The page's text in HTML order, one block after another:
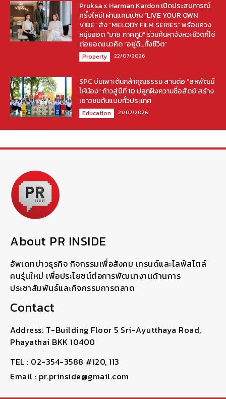
Pruksa x Harman Kardon เปิดประสบการณ์
ครั้งใหม่! ผ่านแคมเปญ “LIVE YOUR OWN
VIBE” ส่ง “MELODY FILM SERIES” พร้อมควง
หนุ่มฮอต “มาย ภาคภูมิ” ร่วมค้นหาจังหวะชีวิตที่ใช่
ต่อยอดแนวคิด “อยู่ดี…ทั้งชีวิต”
Property 22/07/2026
SPC บ่มเพาะต้นกล้าคุณธรรม สานต่อ “สหพัฒน์
ให้น้อง” ก้าวสู่ปีที่ 10 ปลูกฝังความซื่อสัตย์ สร้าง
เยาวชนต้นแบบทั่วประเทศ
Education 21/07/2026
About PR INSIDE
อัพเดทข่าวธุรกิจ กิจกรรมเพื่อสังคม เทรนด์และไลฟ์สไตล์
คนรุ่นใหม่ เพื่อประโยชน์ต่อการพัฒนางานด้านการ
ประชาสัมพันธ์และกิจกรรมการตลาด
Contact
Address: T-Building Floor 5 Sri-Ayutthaya Road,
Phayathai BKK 10400
TEL : 02-354-3588 #120, 113
Email : pr.prinside@gmail.com